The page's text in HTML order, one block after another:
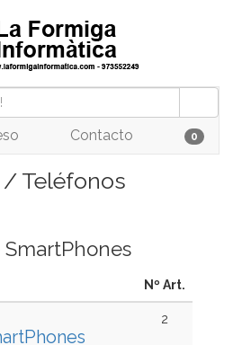
Contacto 0
/ Teléfonos
Nº Art.
2